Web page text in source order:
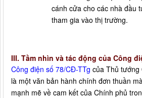
cánh cửa cho các nhà đầu
tham gia vào thị trường.
III. Tầm nhìn và tác động của Công
Công điện số 78/CĐ-TTg của Thủ
là một văn bản hành chính đơn thuần
mạnh mẽ về cam kết của Chính phủ